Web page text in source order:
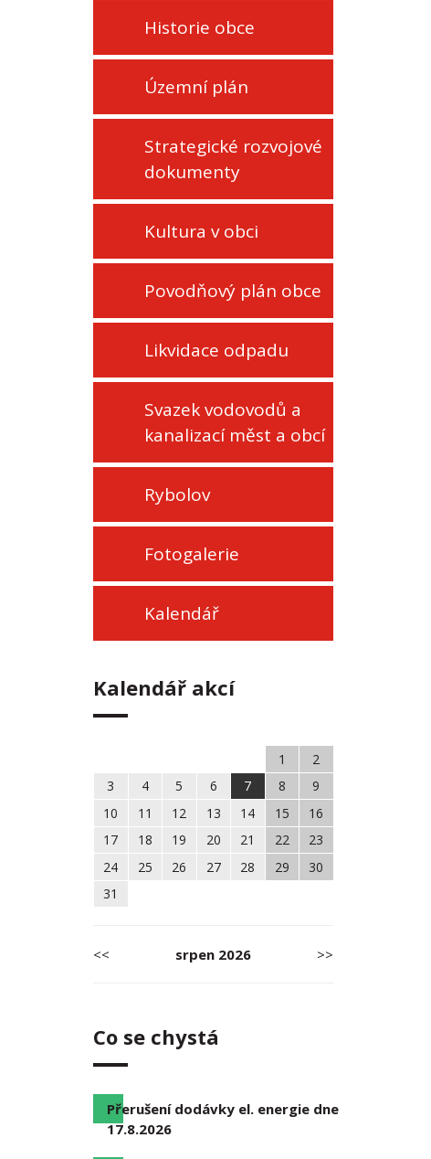
Historie obce
Územní plán
Strategické rozvojové
dokumenty
Kultura v obci
Povodňový plán obce
Likvidace odpadu
Svazek vodovodů a
kanalizací měst a obcí
Rybolov
Fotogalerie
Kalendář
Kalendář akcí
1
2
3
4 5 6 7 8
9
10
11 12 13 14 15
16
17
18 19 20 21 22
23
24
25 26 27 28 29
30
31
<< srpen 2026 >>
Co se chystá
Přerušení dodávky el. energie dne
17.8.2026